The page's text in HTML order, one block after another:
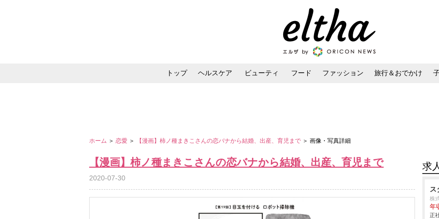
トップ ヘルスケア ビューティ フード ファッション 旅行＆おでかけ
ホーム ＞ 恋愛 ＞ 【漫画】柿ノ種まきこさんの恋バナから結婚、出産、育児まで ＞ 画像・写真詳細
【漫画】柿ノ種まきこさんの恋バナから結婚、出産、育児まで
2020-07-30
求
ス
株
年
正